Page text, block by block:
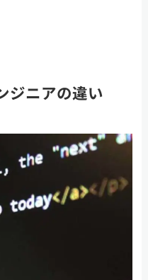
ジニアの違い